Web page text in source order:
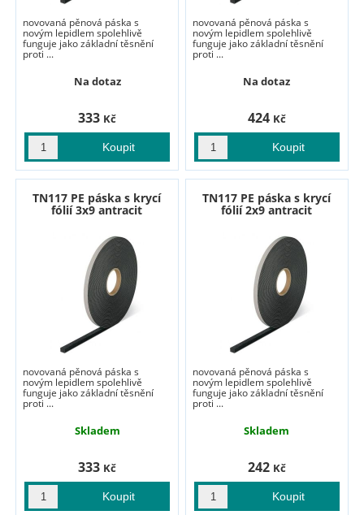
novovaná pěnová páska s
novým lepidlem spolehlivě
funguje jako základní těsnění
proti ...
Na dotaz
333 Kč
novovaná pěnová páska s
novým lepidlem spolehlivě
funguje jako základní těsnění
proti ...
Na dotaz
424 Kč
TN117 PE páska s krycí
fólií 3x9 antracit
novovaná pěnová páska s
novým lepidlem spolehlivě
funguje jako základní těsnění
proti ...
Skladem
333 Kč
TN117 PE páska s krycí
fólií 2x9 antracit
novovaná pěnová páska s
novým lepidlem spolehlivě
funguje jako základní těsnění
proti ...
Skladem
242 Kč